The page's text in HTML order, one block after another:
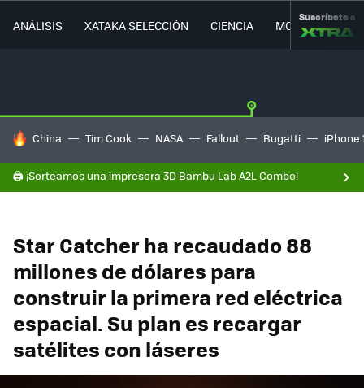
ANÁLISIS XATAKA SELECCIÓN CIENCIA MOVILIDAD
Suscríbete a
HOY SE HABLA DE
China Tim Cook NASA Fallout Bugatti iPhone
🖨️ ¡Sorteamos una impresora 3D Bambu Lab A2L Combo!
Star Catcher ha recaudado 88
millones de dólares para
construir la primera red eléctrica
espacial. Su plan es recargar
satélites con láseres